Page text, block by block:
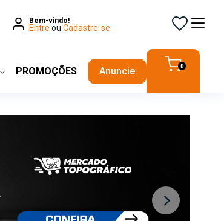
Bem-vindo!
Entre ou Cadastre-se
PROMOÇÕES Anuncie 0
Next